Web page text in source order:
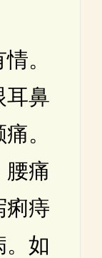
。
耳鼻
。
腰痛
痢痔
。如